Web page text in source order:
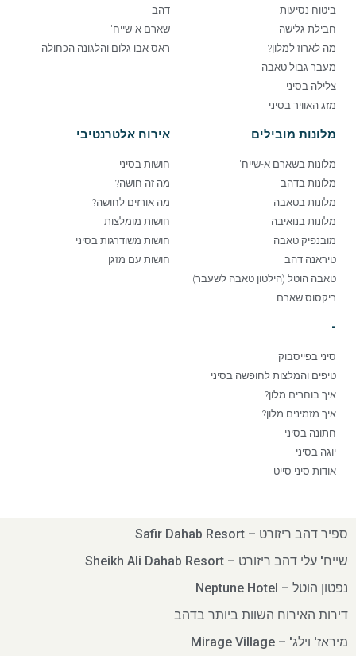
ביטוח נסיעות
חבילת גלישה
מה לארוז למלון?
מעבר גבול טאבה
צלילה בסיני
מזג האוויר בסיני
דהב
שארם א-שייח'
ראס אבו גלום והלגונה הכחולה
מלונות מובילים
מלונות בשארם א-שייח'
מלונות בדהב
מלונות בטאבה
מלונות בנואיבה
מובנפיק טאבה
טיראנה דהב
טאבה הוטל (הילטון טאבה לשעבר)
ריקסוס שארם
אירוח אלטרנטיבי
חושות בסיני
מה זה חושה?
מה אורזים לחושה?
חושות מומלצות
חושות משודרגות בסיני
חושות עם מזגן
-
סיני בפייסבוק
טיפים והמלצות לחופשה בסיני
איך בוחרים מלון?
איך מזמינים מלון?
חתונה בסיני
יוגה בסיני
אודות סיני סייט
ספיר דהב ריזורט – Safir Dahab Resort
שייח' עלי דהב ריזורט – Sheikh Ali Dahab Resort
נפטון הוטל – Neptune Hotel
דירות האירוח השוות ביותר בדהב
מיראז' וילג' – Mirage Village